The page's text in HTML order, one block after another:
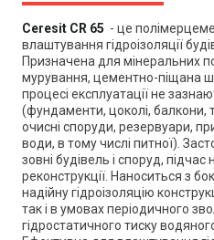
Ceresit CR 65 - це
влаштування гідроізоляції
Призначена для мінеральних
мурування, цементно-піщана
процесі експлуатації не
(фундаменти, цоколі, балкони,
очисні споруди, резервуари,
води, в тому числі питної).
зовні будівель і споруд,
реконструкції. Наноситься з
надійну гідроізоляцію
так і в умовах періодичного
гідростатичного тиску